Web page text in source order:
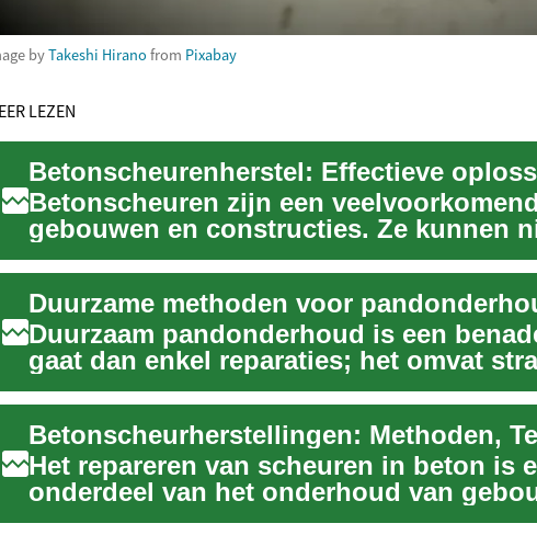
byTakeshi Hirano from Pixabay
LEZEN
Betonscheuren zijn een
gebouwen en constructies. Ze kunnen
esthetisch onaantre...
Duurzame methoden voor
Duurzaam pandonderhoud is een
gaat dan enkel reparaties; het omvat
technieken ge...
Het repareren van scheuren in beton is
onderdeel van het onderhoud van
constructies. Scheu...